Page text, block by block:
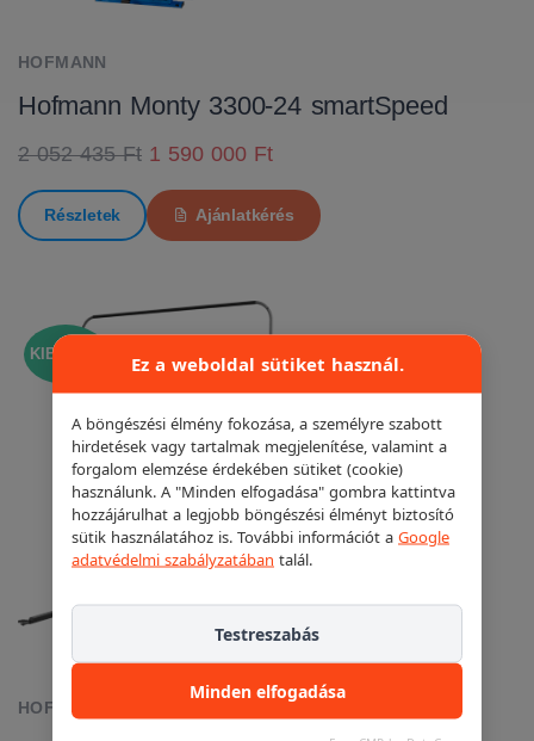
HOFMANN
Hofmann Monty 3300-24 smartSpeed
2 052 435 Ft 1 590 000 Ft
Részletek Ajánlatkérés
KIEMELT!
HOFMANN
Ez a weboldal sütiket használ.
A böngészési élmény fokozása, a személyre szabott
hirdetések vagy tartalmak megjelenítése, valamint a
forgalom elemzése érdekében sütiket (cookie)
használunk. A "Minden elfogadása" gombra kattintva
hozzájárulhat a legjobb böngészési élményt biztosító
sütik használatához is. További információt a Google
adatvédelmi szabályzatában talál.
Minden elfogadása
Testreszabás